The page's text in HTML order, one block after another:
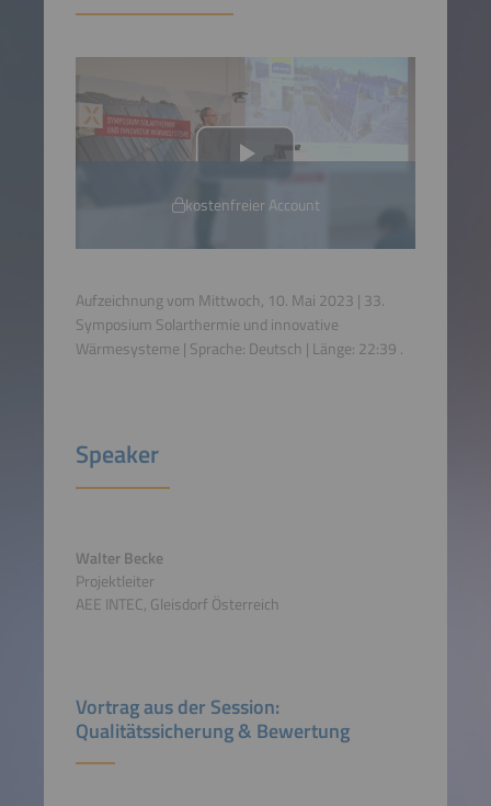
kostenfreier Account
Aufzeichnung vom Mittwoch, 10. Mai 2023 | 33.
Symposium Solarthermie und innovative
Wärmesysteme | Sprache: Deutsch | Länge: 22:39 .
Speaker
Walter Becke
Projektleiter
AEE INTEC, Gleisdorf Österreich
Vortrag aus der Session:
Qualitätssicherung & Bewertung